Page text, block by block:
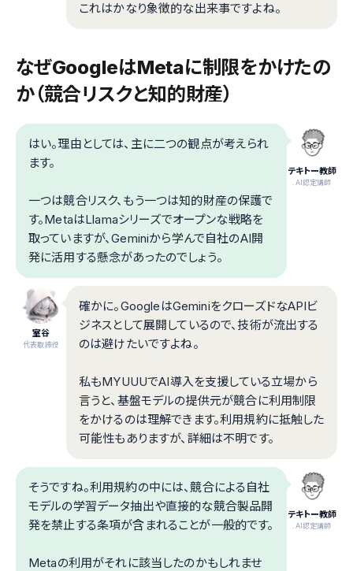
これはかなり象徴的な出来事ですよね。
なぜGoogleはMetaに制限をかけたの
か（競合リスクと知的財産）
テキトー教師
.AI認定講師
はい。理由としては、主に二つの観点が考えられ
ます。
一つは競合リスク、もう一つは知的財産の保護で
す。MetaはLlamaシリーズでオープンな戦略を
取っていますが、Geminiから学んで自社のAI開
発に活用する懸念があったのでしょう。
室谷
代表取締役
確かに。GoogleはGeminiをクローズドなAPIビ
ジネスとして展開しているので、技術が流出する
のは避けたいですよね。
私もMYUUUでAI導入を支援している立場から
言うと、基盤モデルの提供元が競合に利用制限
をかけるのは理解できます。利用規約に抵触した
可能性もありますが、詳細は不明です。
テキトー教師
.AI認定講師
そうですね。利用規約の中には、競合による自社
モデルの学習データ抽出や直接的な競合製品開
発を禁止する条項が含まれることが一般的です。
Metaの利用がそれに該当したのかもしれませ